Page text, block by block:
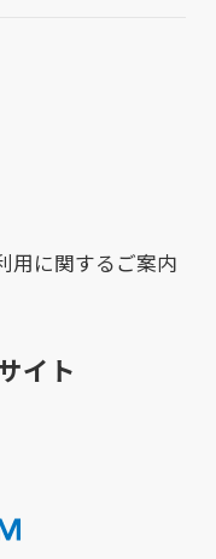
用に関するご案内
イト